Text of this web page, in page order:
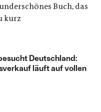
Buch, das
kurz
Deutschland:
läuft auf vollen